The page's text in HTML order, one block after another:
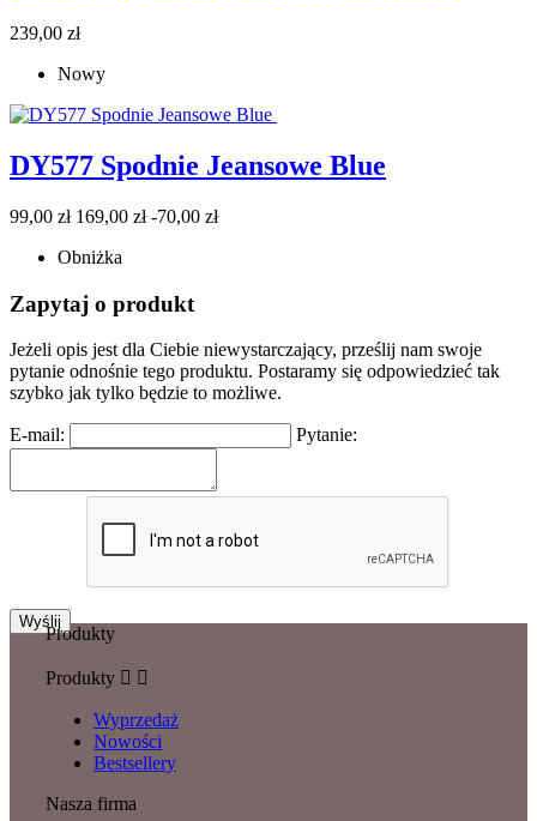
Cena
239,00 zł
Nowy
DY577 Spodnie Jeansowe Blue
Cena
99,00 zł Cena
169,00 zł -70,00 zł
Obniżka
Zapytaj o produkt
Jeżeli opis jest dla Ciebie niewystarczający, prześlij nam swoje
pytanie odnośnie tego produktu. Postaramy się odpowiedzieć tak
szybko jak tylko będzie to możliwe.
E-mail: Pytanie:
Produkty
Produkty  
Wyprzedaż
Nowości
Bestsellery
Nasza firma